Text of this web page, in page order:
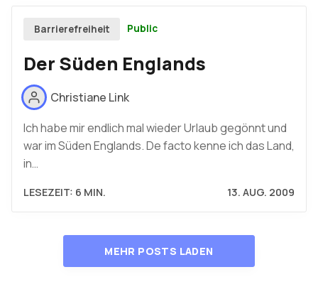
Barrierefreiheit Public
Der Süden Englands
Christiane Link
Ich habe mir endlich mal wieder Urlaub gegönnt und
war im Süden Englands. De facto kenne ich das Land,
in…
LESEZEIT: 6 MIN. 13. AUG. 2009
MEHR POSTS LADEN